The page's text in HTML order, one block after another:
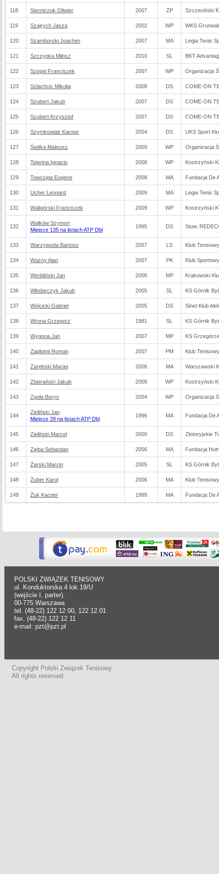
118 Sterniczuk Oliwier 2007 ZP Szczeciński
119 Szajrych Jasza 2002 WP WKS
120 Szamborski Joachim 2007 MA Legia Tenis
121 Szczypka Miłosz 2010 SL BKT
122 Szepel Franciszek 2007 WP Organizacja
123 Szlachcic Mikołaj 2008 DS COME-ON
124 Szubert Jakub 2007 DS COME-ON
125 Szubert Krzysztof 2007 DS COME-ON
126 Szymkowiak Kacper 2004 DS UKS Sport
127 Świtka Mateusz 2009 WP Organizacja
128 Tejerina Ignacio 2008 WP Kostrzyński
129 Towcziga Eugene 2008 MA Fundacja De
130 Ucher Leonard 2009 MA Legia Tenis
131 Waligórski Franciszek 2009 WP Kostrzyński
132
Walków Szymon
Miejsce 135 na listach ATP Dbl
1995 DS Stow.
133 Warzywoda Bartosz 2007 LS Klub
134 Ważny Alan 2007 PK Klub
135 Werbliński Jan 2008 MP Krakowski
136 Włodarczyk Jakub 2005 SL KS Górnik
137 Wójcicki Gabriel 2005 DS Sinet Klub
138 Wrona Grzegorz 1981 SL KS Górnik
139 Wygona Jan 2007 MP KS
140 Zapłotnii Roman 2007 PM Klub
141 Zarębski Maciej 2006 MA Warszawski
142 Zbierański Jakub 2008 WP Kostrzyński
143 Zgoła Borys 2004 WP Organizacja
144
Zieliński Jan
Miejsce 28 na listach ATP Dbl
1996 MA Fundacja De
145 Zieliński Marcel 2000 DS Złotoryjskie
146 Zięba Sebastian 2006 MA Fundacja
147 Żarski Marcin 2005 SL KS Górnik
148 Żuber Karol 2006 MA Klub
149 Żuk Kacper 1999 MA Fundacja De
POLSKI ZWIĄZEK TENISOWY
ul. Konduktorska 4 lok.19/U
(wejście I, parter).
00-775 Warszawa
tel. (48-22) 122 12 00, 122 12 01
fax. (48-22) 122 12 11
e-mail: pzt@pzt.pl
Copyright Polski Związek Tenisowy.
All rights reserved